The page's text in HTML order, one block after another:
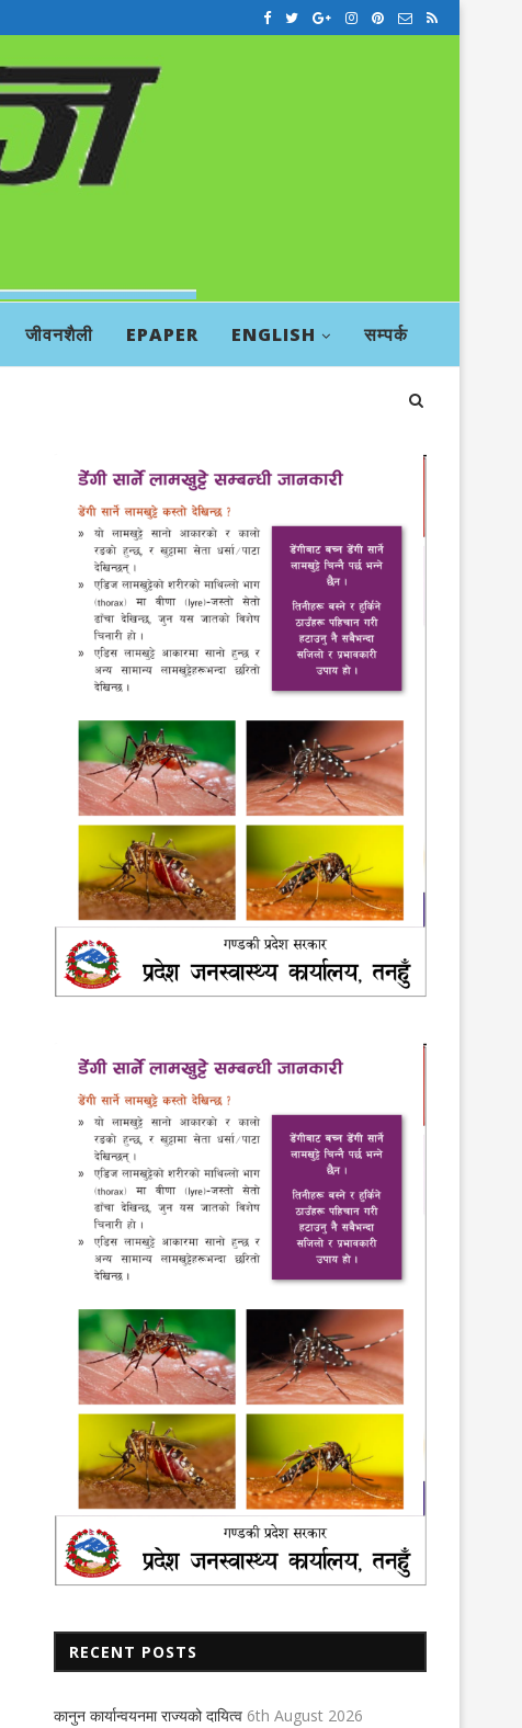
जीवनशैली EPAPER ENGLISH सम्पर्क
ऋषिङमा दोस्रो अध्यक्ष कप
4th November 2021
लयमा फर्किए विद्यालय
21st January 2021
RECENT POSTS
कानुन कार्यान्वयनमा राज्यको दायित्व 6th August 2026